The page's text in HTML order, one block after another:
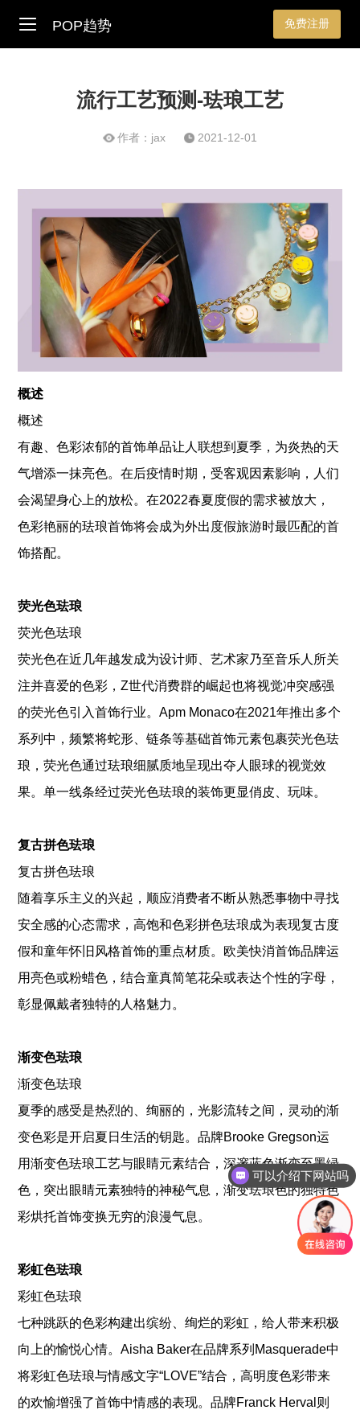
POP趋势 免费注册
流行工艺预测-珐琅工艺
作者：jax 2021-12-01
概述
概述
有趣、色彩浓郁的首饰单品让人联想到夏季，为炎热的天
气增添一抹亮色。在后疫情时期，受客观因素影响，人们
会渴望身心上的放松。在2022春夏度假的需求被放大，
色彩艳丽的珐琅首饰将会成为外出度假旅游时最匹配的首
饰搭配。
荧光色珐琅
荧光色珐琅
荧光色在近几年越发成为设计师、艺术家乃至音乐人所关
注并喜爱的色彩，Z世代消费群的崛起也将视觉冲突感强
的荧光色引入首饰行业。Apm Monaco在2021年推出多个
系列中，频繁将蛇形、链条等基础首饰元素包裹荧光色珐
琅，荧光色通过珐琅细腻质地呈现出夺人眼球的视觉效
果。单一线条经过荧光色珐琅的装饰更显俏皮、玩味。
复古拼色珐琅
复古拼色珐琅
随着享乐主义的兴起，顺应消费者不断从熟悉事物中寻找
安全感的心态需求，高饱和色彩拼色珐琅成为表现复古度
假和童年怀旧风格首饰的重点材质。欧美快消首饰品牌运
用亮色或粉蜡色，结合童真简笔花朵或表达个性的字母，
彰显佩戴者独特的人格魅力。
渐变色珐琅
渐变色珐琅
夏季的感受是热烈的、绚丽的，光影流转之间，灵动的渐
变色彩是开启夏日生活的钥匙。品牌Brooke Gregson运
用渐变色珐琅工艺与眼睛元素结合，深邃蓝色渐变至墨绿
色，突出眼睛元素独特的神秘气息，渐变珐琅色的独特色
彩烘托首饰变换无穷的浪漫气息。
彩虹色珐琅
彩虹色珐琅
七种跳跃的色彩构建出缤纷、绚烂的彩虹，给人带来积极
向上的愉悦心情。Aisha Baker在品牌系列Masquerade中
将彩虹色珐琅与情感文字“LOVE”结合，高明度色彩带来
的欢愉增强了首饰中情感的表现。品牌Franck Herval则
可以介绍下网站吗